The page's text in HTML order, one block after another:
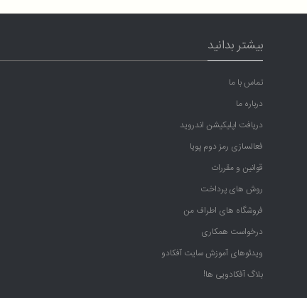
بیشتر بدانید
تماس با ما
درباره ما
دریافت اپلیکیشن اندروید
فعالسازی رمز دوم پویا
قوانین و مقررات
روش های پرداخت
فروشگاه های اطراف من
درخواست همکاری
ویدئوهای آموزش سایت آفکادو
بلاگ آفکادویی ها!